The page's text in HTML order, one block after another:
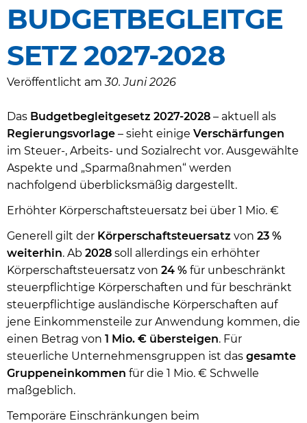
BUDGETBEGLEITGE
SETZ 2027-2028
Veröffentlicht am30. Juni 2026
Das Budgetbegleitgesetz 2027-2028 – aktuell als
Regierungsvorlage – sieht einige Verschärfungen
im Steuer-, Arbeits- und Sozialrecht vor. Ausgewählte
Aspekte und „Sparmaßnahmen“ werden
nachfolgend überblicksmäßig dargestellt.
Erhöhter Körperschaftsteuersatz bei über 1 Mio. €
Generell gilt der Körperschaftsteuersatz von 23 %
weiterhin. Ab 2028 soll allerdings ein erhöhter
Körperschaftsteuersatz von 24 % für unbeschränkt
steuerpflichtige Körperschaften und für beschränkt
steuerpflichtige ausländische Körperschaften auf
jene Einkommensteile zur Anwendung kommen, die
einen Betrag von 1 Mio. € übersteigen. Für
steuerliche Unternehmensgruppen ist das gesamte
Gruppeneinkommen für die 1 Mio. € Schwelle
maßgeblich.
Temporäre Einschränkungen beim